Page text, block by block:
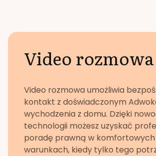
Video rozmowa
Video rozmowa umożliwia
kontakt z doświadczonym
wychodzenia z domu. Dzięki
technologii możesz uzyskać
poradę prawną w komfortowych
warunkach, kiedy tylko tego